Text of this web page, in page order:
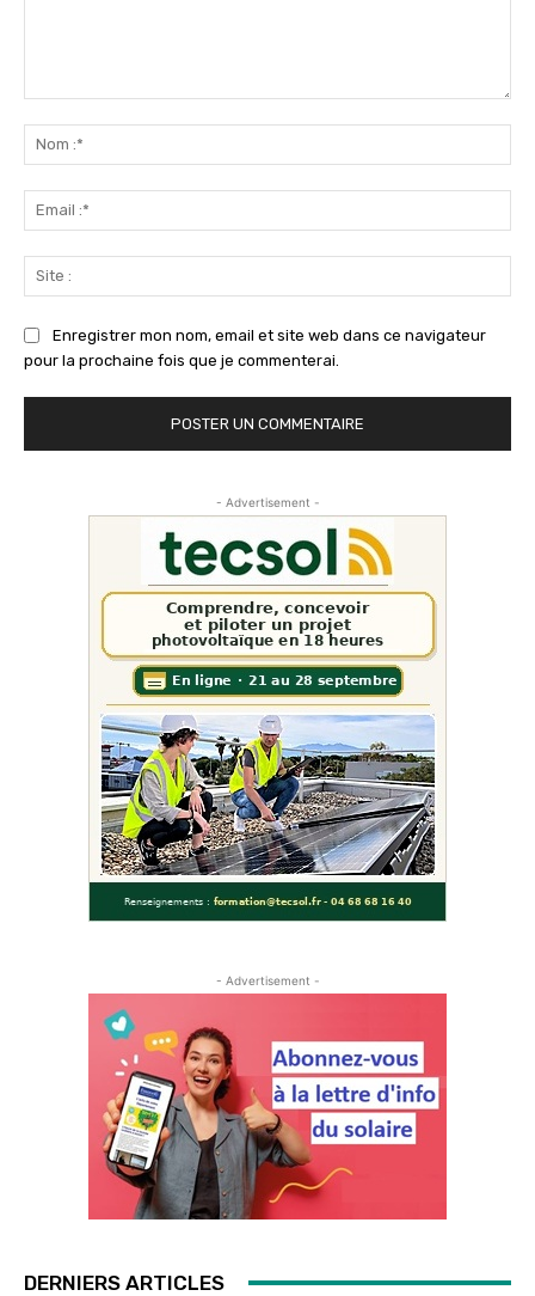
Enregistrer mon nom, email et site web dans ce navigateur
pour la prochaine fois que je commenterai.
- Advertisement -
- Advertisement -
DERNIERS ARTICLES